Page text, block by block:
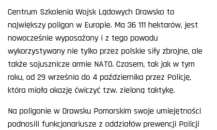
Centrum Szkolenia Wojsk Lądowych Drawsko to
największy poligon w Europie. Ma 36 111 hektarów, jest
nowocześnie wyposażony i z tego powodu
wykorzystywany nie tylko przez polskie siły zbrojne, ale
także sojusznicze armie NATO. Czasem, tak jak w tym
roku, od 29 września do 4 października przez Policję,
która miała okazję ćwiczyć tzw. zieloną taktykę.
Na poligonie w Drawsku Pomorskim swoje umiejętności
podnosili funkcjonariusze z oddziałów prewencji Policji